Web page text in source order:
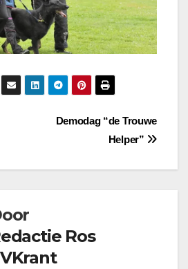
Demodag “de Trouwe
Helper”
Ros